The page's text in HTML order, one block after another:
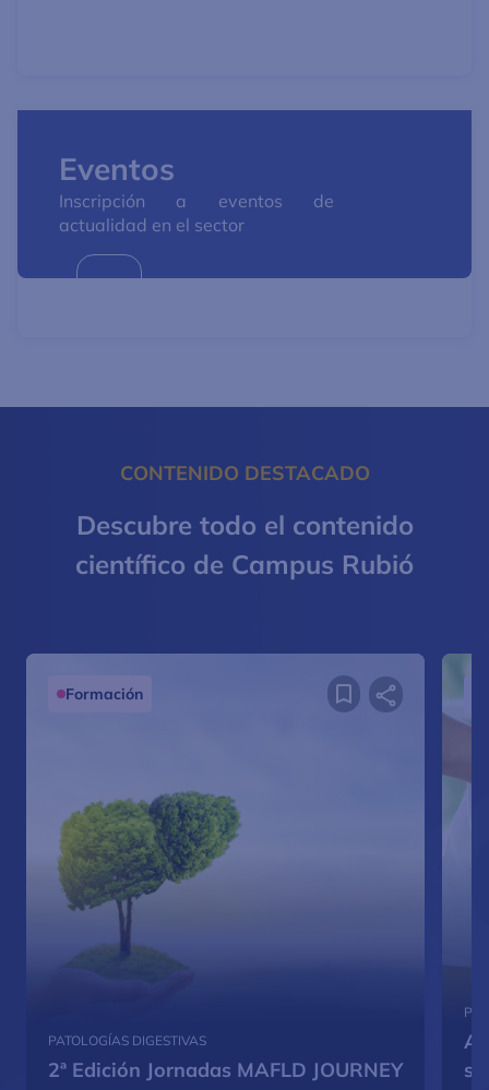
Eventos
Inscripción a eventos de
actualidad en el sector
CONTENIDO DESTACADO
Descubre todo el contenido
científico de Campus Rubió
Formación
PATOLOGÍAS DIGESTIVAS
2ª Edición Jornadas MAFLD JOURNEY